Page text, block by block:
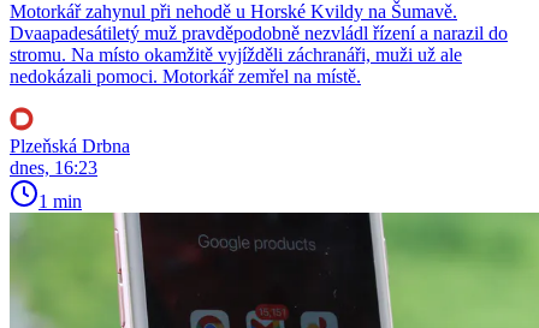
Motorkář zahynul při nehodě u Horské Kvildy na Šumavě.
Dvaapadesátiletý muž pravděpodobně nezvládl řízení a narazil do
stromu. Na místo okamžitě vyjížděli záchranáři, muži už ale
nedokázali pomoci. Motorkář zemřel na místě.
Plzeňská Drbna
dnes, 16:23
1 min